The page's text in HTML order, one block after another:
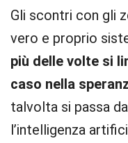
Gli scontri con gli
vero e proprio
più delle volte si
caso nella
talvolta si passa
l’intelligenza